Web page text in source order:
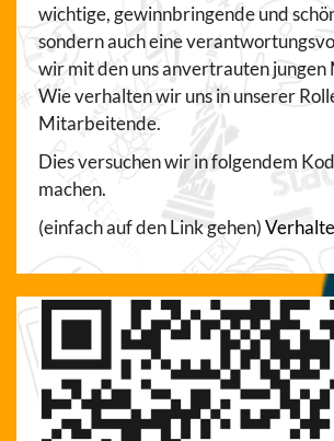
wichtige, gewinnbringende und
sondern auch eine
wir mit den uns anvertrauten jungen
Wie verhalten wir uns in unserer
Mitarbeitende.
Dies versuchen wir in folgendem
machen.
(einfach auf den Link gehen)